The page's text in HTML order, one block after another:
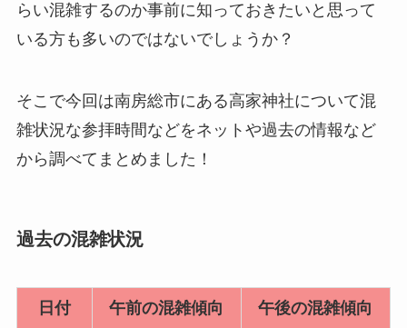
らい混雑するのか事前に知っておきたいと思って
いる方も多いのではないでしょうか？
そこで今回は南房総市にある高家神社について混
雑状況な参拝時間などをネットや過去の情報など
から調べてまとめました！
過去の混雑状況
日付 午前の混雑傾向 午後の混雑傾向